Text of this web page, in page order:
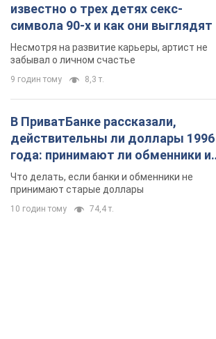
известно о трех детях секс-
символа 90-х и как они выглядят
Несмотря на развитие карьеры, артист не
забывал о личном счастье
9 годин тому 8,3 т.
В ПриватБанке рассказали,
действительны ли доллары 1996
года: принимают ли обменники и
банки такие купюры
Что делать, если банки и обменники не
принимают старые доллары
10 годин тому 74,4 т.